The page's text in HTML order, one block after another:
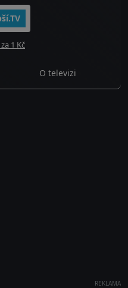
1 Kč
O televizi
REKLAMA